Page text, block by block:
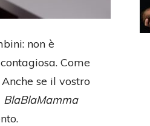
non è
Come
Anche se il vostro
BlaBlaMamma